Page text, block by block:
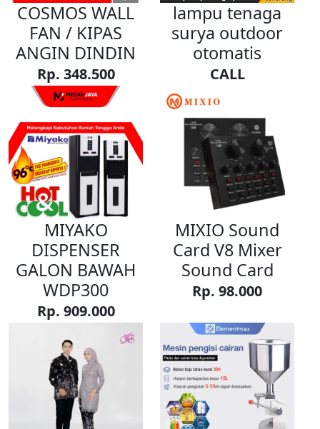
COSMOS WALL
FAN / KIPAS
ANGIN DINDIN
Rp. 348.500
lampu tenaga
surya outdoor
otomatis
CALL
MIYAKO
DISPENSER
GALON BAWAH
WDP300
Rp. 909.000
MIXIO Sound
Card V8 Mixer
Sound Card
Rp. 98.000